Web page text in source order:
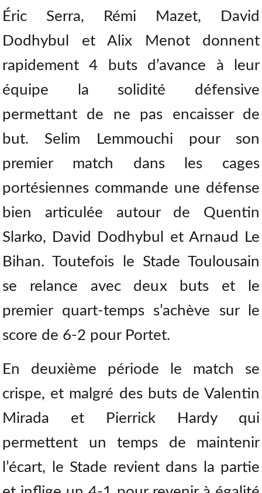
Éric Serra, Rémi Mazet, David
Dodhybul et Alix Menot donnent
rapidement 4 buts d’avance à leur
équipe la solidité défensive
permettant de ne pas encaisser de
but. Selim Lemmouchi pour son
premier match dans les cages
portésiennes commande une défense
bien articulée autour de Quentin
Slarko, David Dodhybul et Arnaud Le
Bihan. Toutefois le Stade Toulousain
se relance avec deux buts et le
premier quart-temps s’achève sur le
score de 6-2 pour Portet.
En deuxième période le match se
crispe, et malgré des buts de Valentin
Mirada et Pierrick Hardy qui
permettent un temps de maintenir
l’écart, le Stade revient dans la partie